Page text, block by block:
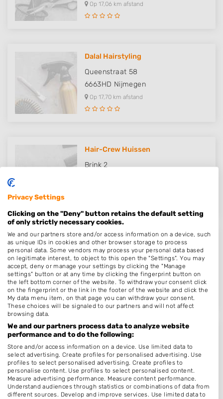
Op 17,06 km afstand
Dalal Hairstyling
Queenstraat 58
6663HD Nijmegen
Op 17,70 km afstand
Hair-Crew Huissen
Brink 2
Piep & Lief
Weerstraat 18
4001LD Tiel
Op 18,09 km afstand
Looks4all
Aalsburg 1707
6602VA Wijchen
Op 18,23 km afstand
Privacy Settings
Clicking on the "Deny" button retains the default setting
of only strictly necessary cookies.
We and our partners store and/or access information on a device, such
as unique IDs in cookies and other browser storage to process
personal data. Some vendors may process your personal data based
on legitimate interest, to object to this open the "Settings". You may
accept, deny or manage your settings by clicking the "Manage
settings" button or at any time by clicking the fingerprint button on
the left bottom corner of the website. To withdraw your consent click
on the fingerprint or the link in the footer of the website and click the
My data menu item, on that page you can withdraw your consent.
These choices will be signaled to our partners and will not affect
browsing data.
We and our partners process data to analyze website
performance and to do the following:
Store and/or access information on a device. Use limited data to
select advertising. Create profiles for personalised advertising. Use
profiles to select personalised advertising. Create profiles to
personalise content. Use profiles to select personalised content.
Measure advertising performance. Measure content performance.
Understand audiences through statistics or combinations of data from
different sources. Develop and improve services. Use limited data to